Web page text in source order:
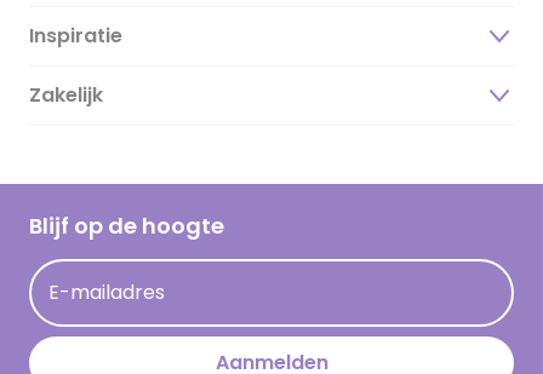
Over ons
Duurzaamheid
Hallmark Kaartclub
Acties
Persberichten
Hallmark en Kinderpostzegels
Inspiratie
Magazine
Cadeau inspiratie
Kaartinspiratie
Zakelijk
Blijf op de hoogte
E-mailadres
Aanmelden